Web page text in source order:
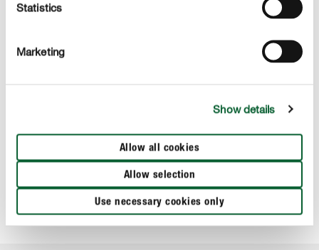
Statistics
Marketing
Show details
Allow all cookies
Allow selection
Use necessary cookies only